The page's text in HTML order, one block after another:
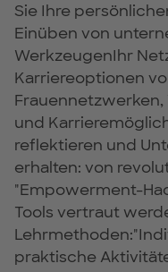
Sie Ihre
Einüben von
WerkzeugenIhr
Karriereoptionen
und
reflektieren und
erhalten: von
"Empowerment-
Tools vertraut
praktische